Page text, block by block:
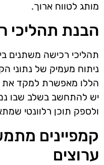
מותג לטווח ארוך.
הבנת תהליכי
תהליכי רכישה משתנים
ניתוח מעמיק של נתוני
הללו מאפשרת למקד את
יש להתחשב בשלב שבו
ולספק תוכן רלוונטי
קמפיינים
ערוצים